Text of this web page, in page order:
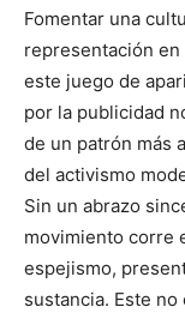
Fomentar una
representación
este juego de
por la publicidad
de un patrón más
del activismo
Sin un abrazo
movimiento corre
espejismo,
sustancia. Este